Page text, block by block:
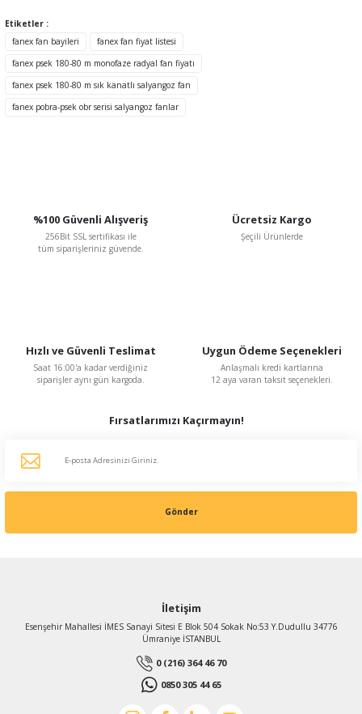
Ürün fiyatı diğer sitelerden daha pahalı.
Fanex POBRA 180-70 (2) 2800 D/D 230/380 V Monofaze/Trifaze Sık Kanatlı
%40 6.717,97 TL
Etiketler :
fanex fan bayileri
fanex fan fiyat listesi
fanex psek 180-80 m monofaze radyal fan fiyatı
fanex psek 180-80 m sık kanatlı salyangoz fan
fanex pobra-psek obr serisi salyangoz fanlar
%100 Güvenli Alışveriş
256Bit SSL sertifikası ile
tüm siparişleriniz güvende.
Ücretsiz Kargo
Şeçili Ürünlerde
Hızlı ve Güvenli Teslimat
Saat 16:00'a kadar verdiğiniz
siparişler aynı gün kargoda.
Uygun Ödeme Seçenekleri
Anlaşmalı kredi kartlarına
12 aya varan taksit seçenekleri.
Fırsatlarımızı Kaçırmayın!
Gönder
İletişim
Esenşehir Mahallesi İMES Sanayi Sitesi E Blok 504 Sokak No:53 Y.Dudullu 34776
Ümraniye İSTANBUL
0 (216) 364 46 70
0850 305 44 65